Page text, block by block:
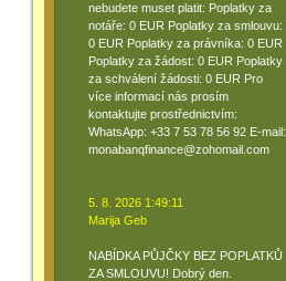
nebudete muset platit: Poplatky za
notáře: 0 EUR Poplatky za smlouvu:
0 EUR Poplatky za právníka: 0 EUR
Poplatky za žádost: 0 EUR Poplatky
za schválení žádosti: 0 EUR Pro
více informací nás prosím
kontaktujte prostřednictvím:
WhatsApp: +33 7 53 78 56 92 E-mail:
monabanqfinance@zohomail.com
5. 8. 2026 1:49:11
Marija Geb
NABÍDKA PŮJČKY BEZ POPLATKŮ
ZA SMLOUVU! Dobrý den.